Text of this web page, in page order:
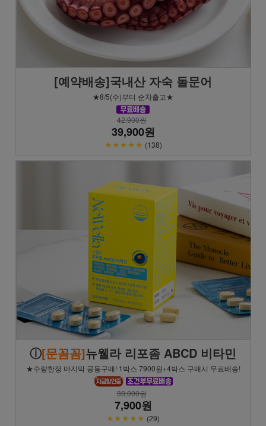
[예약배송]국내산 자숙 돌문어
★8/5(수)부터 순차출고★
42,900원
39,900원
★★★★★ (138)
ⓘ[문꼼꼼]뉴웰라 리포좀 ABCD 비타민
★수량한정 마지막 공동구매! 1박스 7900원+4박스 구매시 무료배송!
33,000원
7,900원
★★★★★ (29)